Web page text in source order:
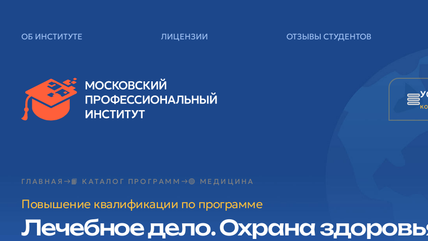
ОБ ИНСТИТУТЕ ЛИЦЕНЗИИ ОТЗЫВЫ СТУДЕНТОВ
ГЛАВНАЯ 📙 КАТАЛОГ ПРОГРАММ 🟢 МЕДИЦИНА
Повышение квалификации по программе
Лечебное дело. Охрана